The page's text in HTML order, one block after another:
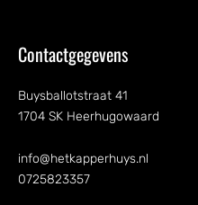
Contactgegevens
Buysballotstraat 41
1704 SK Heerhugowaard
info@hetkapperhuys.nl
0725823357